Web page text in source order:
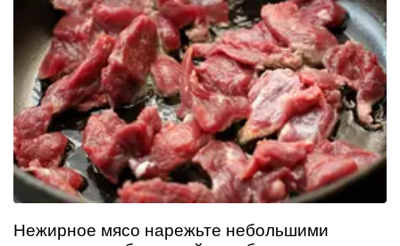
Нежирное мясо нарежьте небольшими